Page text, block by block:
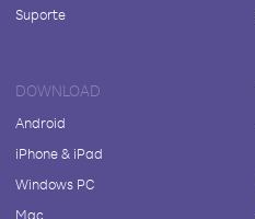
Suporte
DOWNLOAD
Android
iPhone & iPad
Windows PC
Mac